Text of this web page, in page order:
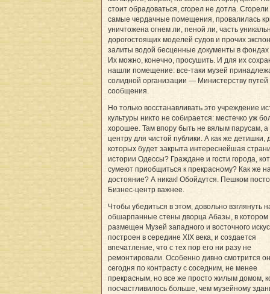
стоит обрадоваться, сгорел не дотла. Сгорели
самые чердачные помещения, провалилась
уничтожена огнем ли, пеной ли, часть
дорогостоящих моделей судов и прочих
залиты водой бесценные документы в фондах
Их можно, конечно, просушить. И для их
нашли помещение: все-таки музей
солидной организации — Министерству путей
сообщения.
Но только восстанавливать это учреждение
культуры никто не собирается: местечко уж
хорошее. Там впору быть не вялым парусам, а
центру для чистой публики. А как же детишки,
которых будет закрыта интереснейшая
истории Одессы? Граждане и гости города,
сумеют приобщиться к прекрасному? Как же
достояние? А никак! Обойдутся. Пешком
Бизнес-центр важнее.
Чтобы убедиться в этом, довольно взглянуть
обшарпанные стены дворца Абазы, в котором
размещен Музей западного и восточного
построен в середине ХIХ века, и создается
впечатление, что с тех пор его ни разу не
ремонтировали. Особенно дивно смотрится он
сегодня по контрасту с соседним, не менее
прекрасным, но все же просто жилым домом,
посчастливилось больше, чем музейному